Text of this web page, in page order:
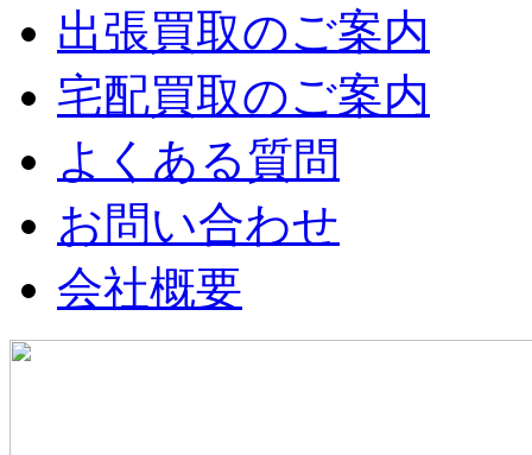
出張買取のご案内
宅配買取のご案内
よくある質問
お問い合わせ
会社概要